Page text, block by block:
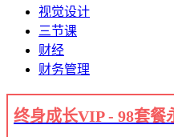
视觉设计
三节课
财经
财务管理
终身成长VIP - 98套餐